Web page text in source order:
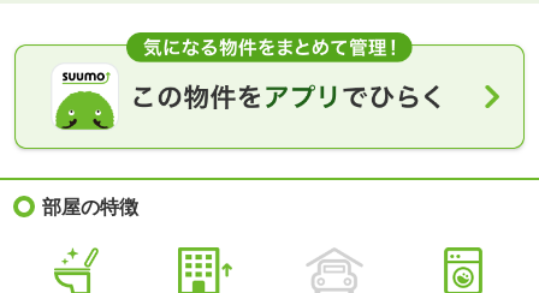
部屋の特徴